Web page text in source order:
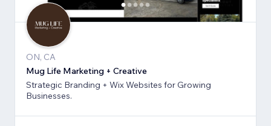
ON, CA
Mug Life Marketing + Creative
Strategic Branding + Wix Websites for Growing
Businesses.